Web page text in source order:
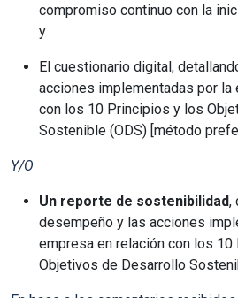
compromiso continuo con la
y
El cuestionario digital,
acciones implementadas por la
con los 10 Principios y los
Sostenible (ODS) [método
Y/O
Un reporte de sostenibilidad,
desempeño y las acciones
empresa en relación con los
Objetivos de Desarrollo